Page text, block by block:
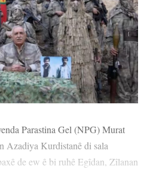
Parastina Gel (NPG) Murat
Azadiya Kurdistanê di sala
de ew ê bi ruhê Egîdan, Zîlanan